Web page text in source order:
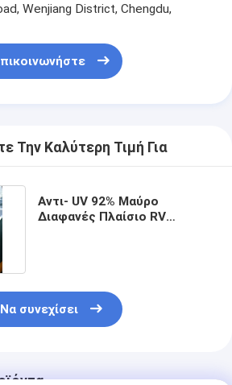
Wenjiang District, Chengdu,
Την Καλύτερη Τιμή Για
Αντι- UV 92% Μαύρο
Διαφανές Πλαίσιο RV
Να συνεχίσει